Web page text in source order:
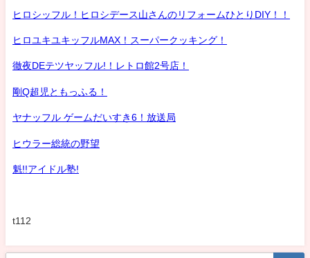
ヒロシッフル！ヒロシデース山さんのリフォームひとりDIY！！
ヒロユキユキッフルMAX！スーパークッキング！
徹夜DEテツヤッフル!！レトロ館2号店！
剛Q超児ともっふる！
ヤナッフル ゲームだいすき6！放送局
ヒウラー総統の野望
魁!!アイドル塾!
t112